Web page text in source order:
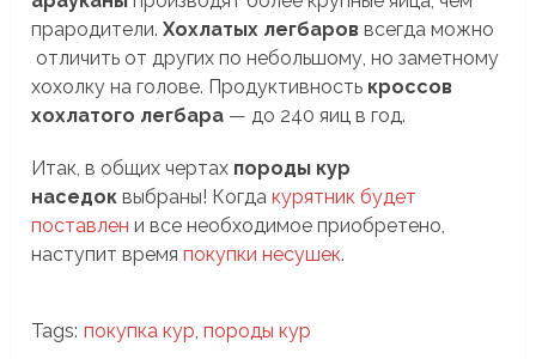
прародители.Хохлатых легбаров всегда можно
отличить от других по небольшому, но заметному
хохолку на голове. Продуктивность кроссов
хохлатого легбара — до 240 яиц в год.
Итак, в общих чертах породы кур
наседок выбраны! Когдакурятник будет
поставлен и все необходимое приобретено,
наступит времяпокупки несушек.
Tags: покупка кур,породы кур